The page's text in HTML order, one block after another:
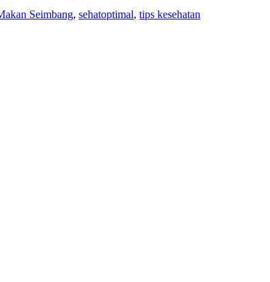
Seimbang, sehatoptimal, tips kesehatan